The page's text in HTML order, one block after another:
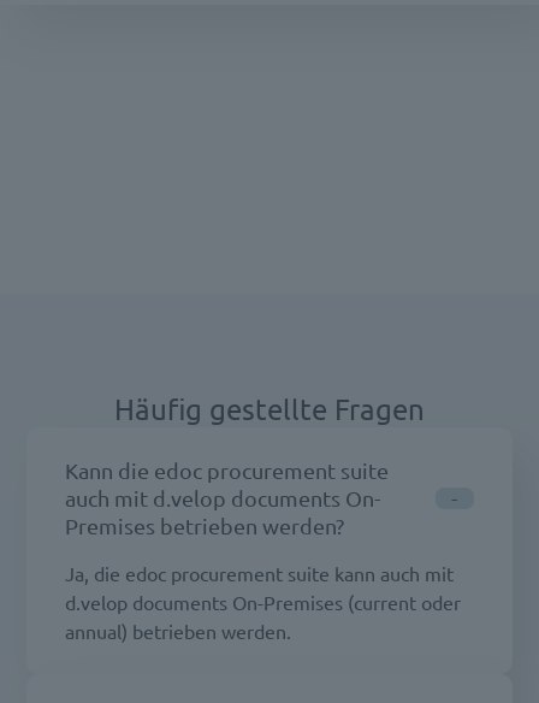
Häufig gestellte Fragen
Kann die edoc procurement suite
auch mit d.velop documents On-
Premises betrieben werden?
Ja, die edoc procurement suite kann auch mit
d.velop documents On-Premises (current oder
annual) betrieben werden.